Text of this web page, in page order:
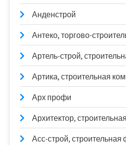
Анденстрой
Антеко, торгово-
Артель-строй,
Артика, строительная
Арх профи
Архитектор,
Асс-строй,